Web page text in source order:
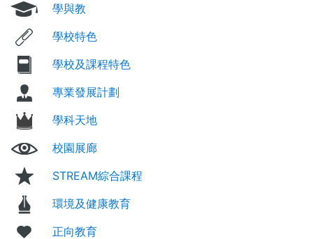
學與教
學校特色
學校及課程特色
專業發展計劃
學科天地
校園展廊
STREAM綜合課程
環境及健康教育
正向教育